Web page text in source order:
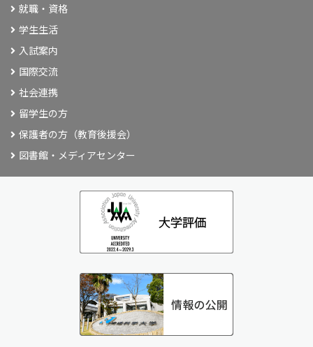
就職・資格
学生生活
入試案内
国際交流
社会連携
留学生の方
保護者の方（教育後援会）
図書館・メディアセンター